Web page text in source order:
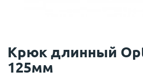
Крюк длинный
125мм